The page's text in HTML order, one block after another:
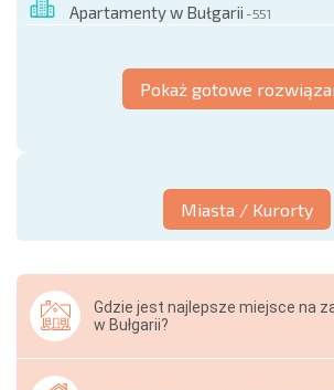
Apartamenty w Bułgarii - 551
Pokaż gotowe
Miasta / Kurorty
Gdzie jest najlepsze miejsce na
w Bułgarii?